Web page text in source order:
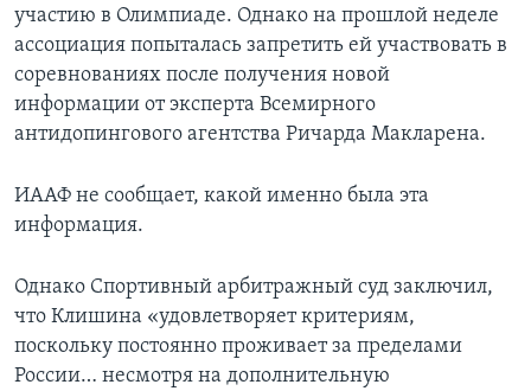
участию в Олимпиаде. Однако на прошлой неделе
ассоциация попыталась запретить ей участвовать в
соревнованиях после получения новой
информации от эксперта Всемирного
антидопингового агентства Ричарда Макларена.
ИААФ не сообщает, какой именно была эта
информация.
Однако Спортивный арбитражный суд заключил,
что Клишина «удовлетворяет критериям,
поскольку постоянно проживает за пределами
России… несмотря на дополнительную